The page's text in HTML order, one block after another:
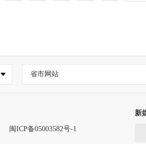
省市网站
闽ICP备05003582号-1
新